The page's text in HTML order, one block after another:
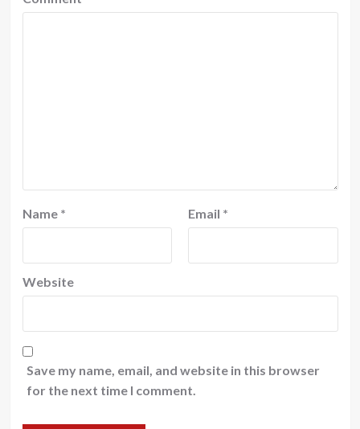
Name * Email *
Website
Save my name, email, and website in this browser
for the next time I comment.